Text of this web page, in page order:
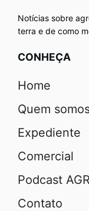
Notícias sobre
terra e de como
CONHEÇA
Home
Quem
Expediente
Comercial
Podcast
Contato